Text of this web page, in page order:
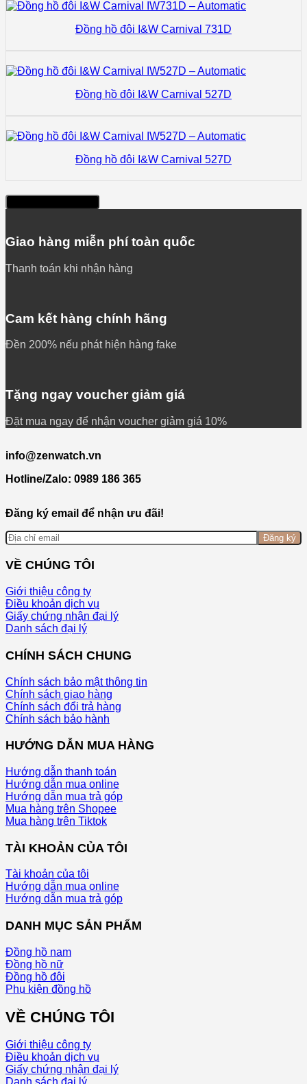
Đồng hồ đôi I&W Carnival 731D
Đồng hồ đôi I&W Carnival 527D
Đồng hồ đôi I&W Carnival 527D
Giao hàng miễn phí toàn quốc
Thanh toán khi nhận hàng
Cam kết hàng chính hãng
Đền 200% nếu phát hiện hàng fake
Tặng ngay voucher giảm giá
Đặt mua ngay để nhận voucher giảm giá 10%
info@zenwatch.vn
Hotline/Zalo: 0989 186 365
Đăng ký email để nhận ưu đãi!
Đăng ký
VỀ CHÚNG TÔI
Giới thiệu công ty
Điều khoản dịch vụ
Giấy chứng nhận đại lý
Danh sách đại lý
CHÍNH SÁCH CHUNG
Chính sách bảo mật thông tin
Chính sách giao hàng
Chính sách đổi trả hàng
Chính sách bảo hành
HƯỚNG DẪN MUA HÀNG
Hướng dẫn thanh toán
Hướng dẫn mua online
Hướng dẫn mua trả góp
Mua hàng trên Shopee
Mua hàng trên Tiktok
TÀI KHOẢN CỦA TÔI
Tài khoản của tôi
Hướng dẫn mua online
Hướng dẫn mua trả góp
DANH MỤC SẢN PHẨM
Đồng hồ nam
Đồng hồ nữ
Đồng hồ đôi
Phụ kiện đồng hồ
VỀ CHÚNG TÔI
Giới thiệu công ty
Điều khoản dịch vụ
Giấy chứng nhận đại lý